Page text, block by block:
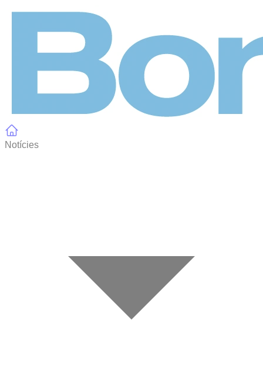
Notícies